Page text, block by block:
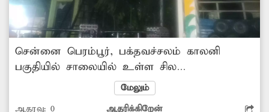
சென்னை பெரம்பூர், பக்தவச்சலம் காலனி
பகுதியில் சாலையில் உள்ள சில
மின்விளக்குகள் எரிவதில்லை. இதனால், இரவு
நேரங்களில் அந்த பகுதிகளில் போதிய
மேலும்
ஆதரவு: 0 ஆதரிக்கிறேன்